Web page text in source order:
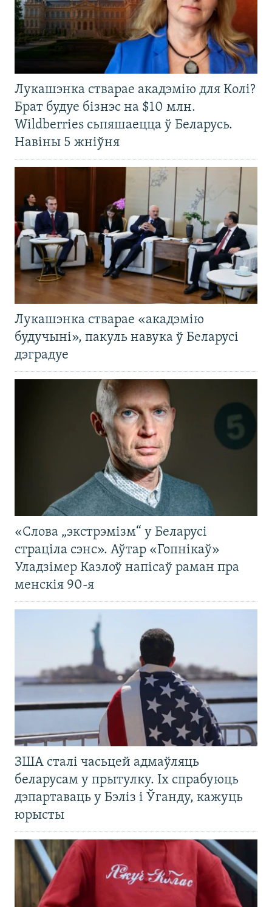
Лукашэнка стварае акадэмію для Колі?
Брат будуе бізнэс на $10 млн.
Wildberries сьпяшаецца ў Беларусь.
Навіны 5 жніўня
Лукашэнка стварае «акадэмію
будучыні», пакуль навука ў Беларусі
дэградуе
«Слова „экстрэмізм“ у Беларусі
страціла сэнс». Аўтар «Гопнікаў»
Уладзімер Казлоў напісаў раман пра
менскія 90-я
ЗША сталі часьцей адмаўляць
беларусам у прытулку. Іх спрабуюць
дэпартаваць у Бэліз і Ўганду, кажуць
юрысты